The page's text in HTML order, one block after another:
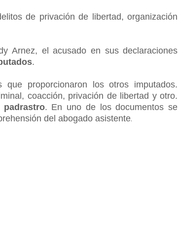
de privación de libertad, organización
Arnez, el acusado en sus declaraciones
.
que proporcionaron los otros imputados.
coacción, privación de libertad y otro.
. En uno de los documentos se
del abogado asistente.